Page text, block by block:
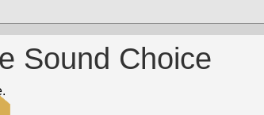
Sound Choice